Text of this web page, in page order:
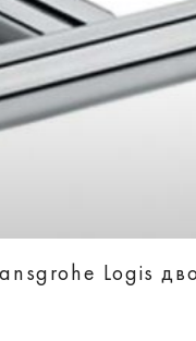
Logis